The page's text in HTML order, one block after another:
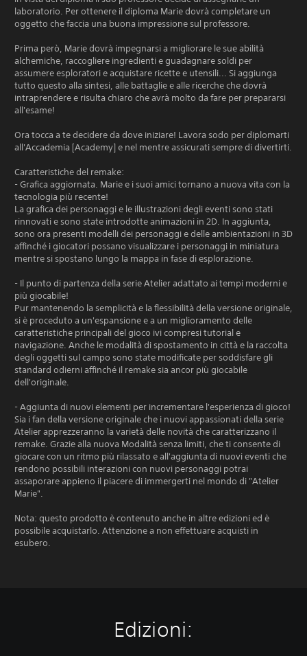
laboratorio. Per ottenere il diploma Marie dovrà completare un
oggetto che faccia una buona impressione sul professore.
Prima però, Marie dovrà impegnarsi a migliorare le sue abilità
alchemiche, raccogliere ingredienti e guadagnare soldi per
assumere esploratori e acquistare ricette e utensili... Si aggiunga
tutto questo alla sintesi, alle battaglie e alle ricerche che dovrà
intraprendere e risulta chiaro che avrà molto da fare per prepararsi
all'esame!
Ora tocca a te decidere da dove iniziare! Lavora sodo per diplomarti
all'Accademia [Academy] e nel mentre assicurati sempre di divertirti.
Caratteristiche del remake:
- Grafica aggiornata. Marie e i suoi amici tornano a nuova vita con la
tecnologia più recente!
La grafica dei personaggi e le illustrazioni degli eventi sono stati
rinnovati e sono state introdotte animazioni in 2D. In aggiunta,
sono ora presenti modelli dei personaggi e delle ambientazioni in 3D
affinché i giocatori possano visualizzare i personaggi in miniatura
mentre si spostano lungo la mappa in fase di esplorazione.
- Il punto di partenza della serie Atelier adattato ai tempi moderni e
più giocabile!
Pur mantenendo la semplicità e la flessibilità della versione originale,
si è proceduto a un'espansione e a un miglioramento delle
caratteristiche principali del gioco ivi compresi tutorial e
navigazione. Anche le modalità di spostamento in città e la raccolta
degli oggetti sul campo sono state modificate per soddisfare gli
standard odierni affinché il remake sia ancor più giocabile
dell'originale.
- Aggiunta di nuovi elementi per incrementare l'esperienza di gioco!
Sia i fan della versione originale che i nuovi appassionati della serie
Atelier apprezzeranno la varietà delle novità che caratterizzano il
remake. Grazie alla nuova Modalità senza limiti, che ti consente di
giocare con un ritmo più rilassato e all'aggiunta di nuovi eventi che
rendono possibili interazioni con nuovi personaggi potrai
assaporare appieno il piacere di immergerti nel mondo di "Atelier
Marie".
Nota: questo prodotto è contenuto anche in altre edizioni ed è
possibile acquistarlo. Attenzione a non effettuare acquisti in
esubero.
Edizioni: